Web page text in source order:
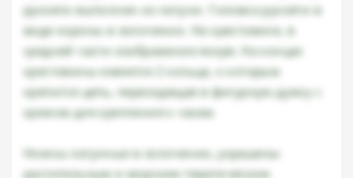
рукояти выполнен из латуни. Головка рукояти в
виде короны в золочении. На крестовине, в
средней части изображение якоря. На концах
крестовины имеются 2 кольца, к которым
крепится цепь, переходящая в фигурную дужку с
крюком для крепления к часам.
Ножны латунные в золочении, украшены
растительным и морским тематическим